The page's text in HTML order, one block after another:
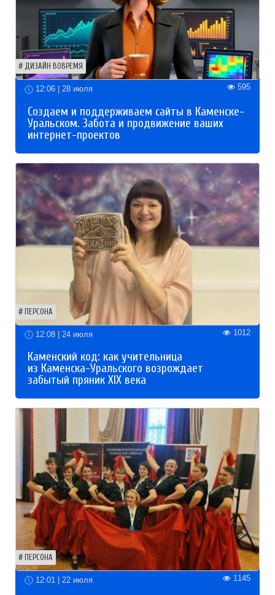
ДИЗАЙН ВОВРЕМЯ
12:06 | 28 июля 595
Создаем и поддерживаем сайты в Каменске-
Уральском. Забота и продвижение ваших
интернет-проектов
ПЕРСОНА
12:08 | 24 июля 1012
Каменский код: как учительница
из Каменска-Уральского возрождает
забытый пряник XIX века
ПЕРСОНА
12:01 | 22 июля 1145